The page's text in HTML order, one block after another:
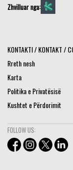
Zhvilluar nga:
KONTAKTI / KONTAKT /
Rreth nesh
Karta
Politika e Privatësisë
Kushtet e Përdorimit
FOLLOW US: